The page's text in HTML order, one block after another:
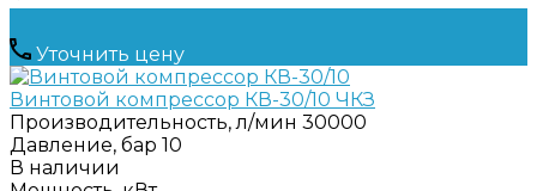
Уточнить цену
Винтовой компрессор КВ-30/10 ЧКЗ
Производительность, л/мин 30000
Давление, бар 10
В наличии